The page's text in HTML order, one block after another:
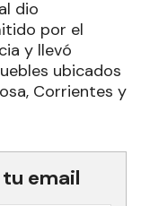
dio
por el
y llevó
ubicados
Corrientes y
email